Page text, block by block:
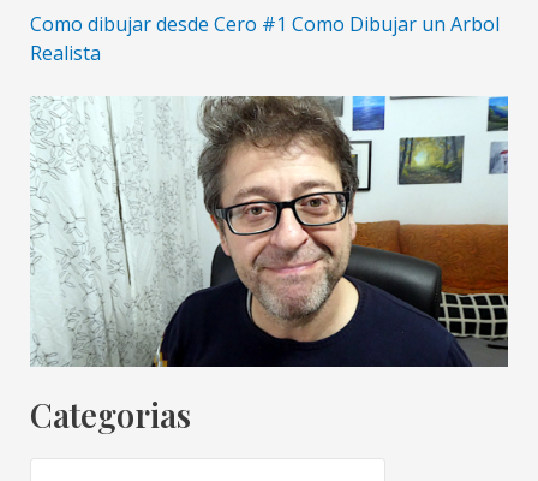
Como dibujar desde Cero #1 Como Dibujar un Arbol
Realista
Categorias